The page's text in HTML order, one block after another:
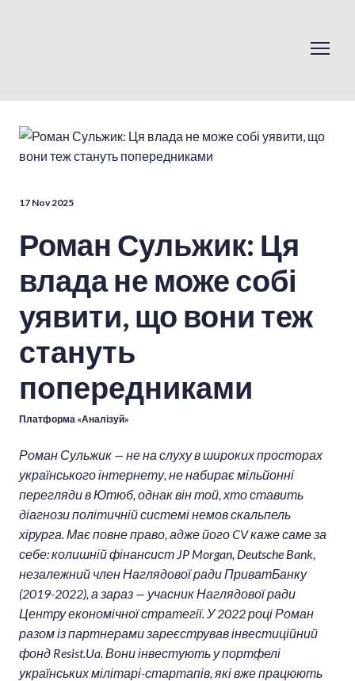
17 Nov 2025
Роман Сульжик: Ця
влада не може собі
уявити, що вони теж
стануть
попередниками
Платформа «Аналізуй»
Роман Сульжик — не на слуху в широких просторах
українського інтернету, не набирає мільйонні
перегляди в Ютюб, однак він той, хто ставить
діагнози політичній системі немов скальпель
хірурга. Має повне право, адже його CV каже саме за
себе: колишній фінансист JP Morgan, Deutsche Bank,
незалежний член Наглядової ради ПриватБанку
(2019-2022), а зараз — учасник Наглядової ради
Центру економічної стратегії. У 2022 році Роман
разом із партнерами зареєстрував інвестиційний
фонд Resist.Ua. Вони інвестують у портфелі
українських мілітарі-стартапів, які вже працюють